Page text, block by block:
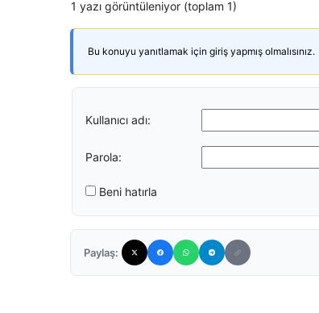
1 yazı görüntüleniyor (toplam 1)
Bu konuyu yanıtlamak için giriş yapmış olmalısınız.
Kullanıcı adı:
Parola:
Beni hatırla
Paylaş: